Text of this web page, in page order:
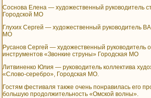
Соснова Елена — художественный руководитель
Городской МО
Глухих Сергей — художественный руководитель
МО
Русанов Сергей — художественный руководитель
инструментов «Звонкие струны» Городская МО
Литвиненко Юлия — руководитель коллектива
«Слово-серебро», Городская МО.
Гостям фестиваля также очень понравилась его
большую продолжительность «Омской волны».